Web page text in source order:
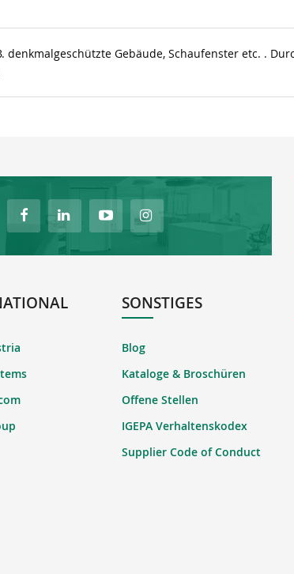
Gebäude, Schaufenster etc. .
SONSTIGES
Blog
Kataloge & Broschüren
Offene Stellen
IGEPA Verhaltenskodex
Supplier Code of Conduct